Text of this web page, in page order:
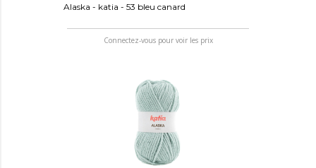
Alaska - katia - 53 bleu canard
Connectez-vous pour voir les prix